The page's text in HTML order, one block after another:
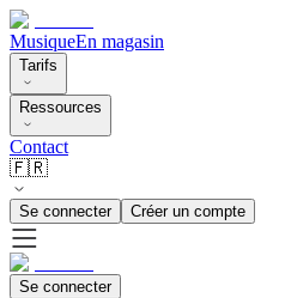
MusiqueEn magasin
Tarifs
Ressources
Contact
🇫🇷
Se connecter Créer un compte
Se connecter